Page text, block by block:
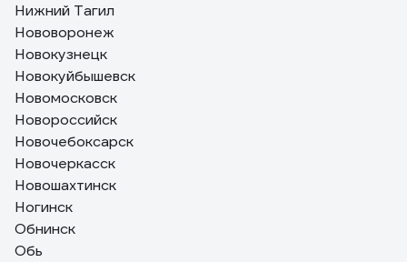
Нижний Тагил
Нововоронеж
Новокузнецк
Новокуйбышевск
Новомосковск
Новороссийск
Новочебоксарск
Новочеркасск
Новошахтинск
Ногинск
Обнинск
Обь